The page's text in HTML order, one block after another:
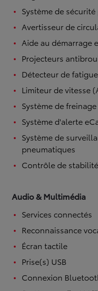
Système de
Avertisseur de
Aide au démarrage
Projecteurs
Détecteur de fatigue
Limiteur de vitesse
Système de
Système d'alerte
Système de
pneumatiques
Contrôle de
Audio & Multimédia
Services connectés
Reconnaissance
Écran tactile
Prise(s) USB
Connexion